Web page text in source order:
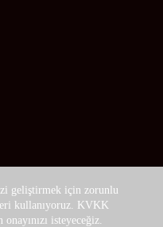
geliştirmek için zorunlu
kullanıyoruz. KVKK
isteyeceğiz.